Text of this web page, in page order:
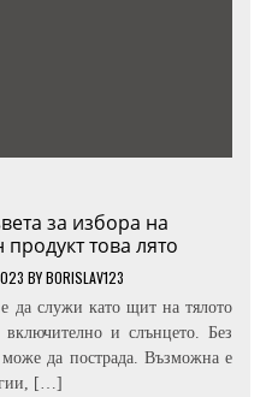
за избора на
това лято
BYBORISLAV123
да служи като щит на тялото
и слънцето. Без
може да пострада. Възможна е
[…]